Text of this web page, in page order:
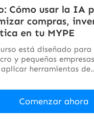
Cómo usar la IA
compras,
en tu MYPE
está diseñado para
y pequeñas
herramientas de
Comenzar ahora